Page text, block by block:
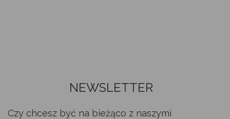
NEWSLETTER
Czy chcesz być na bieżąco z naszymi